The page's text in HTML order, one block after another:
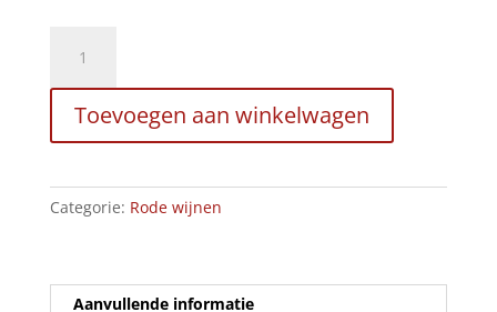
Reserva
Carmenere,
2021
aantal
Toevoegen aan winkelwagen
Categorie: Rode wijnen
Aanvullende informatie